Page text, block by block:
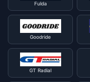
Fulda
Goodride
GT Radial